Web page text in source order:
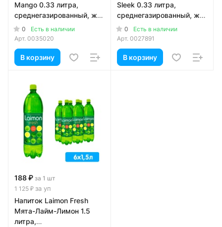
Mango 0.33 литра,
среднегазированный, ж/
б, 12 шт. в уп.
0
Есть в наличии
Арт. 0035020
В корзину
Sleek 0.33 литра,
среднегазированный, ж/
б, 12 шт. в уп.
0
Есть в наличии
Арт. 0027891
В корзину
188 ₽ за 1 шт
1 125 ₽ за уп
Напиток Laimon Fresh
Мята-Лайм-Лимон 1.5
литра,